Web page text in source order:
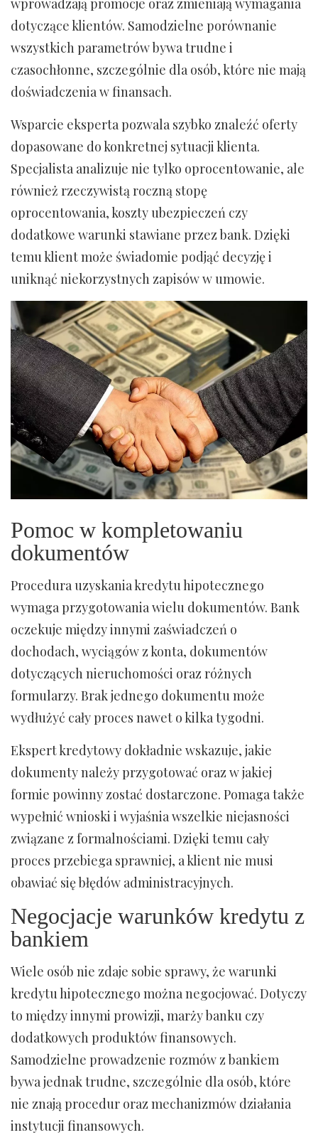
wprowadzają promocje oraz zmieniają wymagania
dotyczące klientów. Samodzielne porównanie
wszystkich parametrów bywa trudne i
czasochłonne, szczególnie dla osób, które nie mają
doświadczenia w finansach.
Wsparcie eksperta pozwala szybko znaleźć oferty
dopasowane do konkretnej sytuacji klienta.
Specjalista analizuje nie tylko oprocentowanie, ale
również rzeczywistą roczną stopę
oprocentowania, koszty ubezpieczeń czy
dodatkowe warunki stawiane przez bank. Dzięki
temu klient może świadomie podjąć decyzję i
uniknąć niekorzystnych zapisów w umowie.
Pomoc w kompletowaniu
dokumentów
Procedura uzyskania kredytu hipotecznego
wymaga przygotowania wielu dokumentów. Bank
oczekuje między innymi zaświadczeń o
dochodach, wyciągów z konta, dokumentów
dotyczących nieruchomości oraz różnych
formularzy. Brak jednego dokumentu może
wydłużyć cały proces nawet o kilka tygodni.
Ekspert kredytowy dokładnie wskazuje, jakie
dokumenty należy przygotować oraz w jakiej
formie powinny zostać dostarczone. Pomaga także
wypełnić wnioski i wyjaśnia wszelkie niejasności
związane z formalnościami. Dzięki temu cały
proces przebiega sprawniej, a klient nie musi
obawiać się błędów administracyjnych.
Negocjacje warunków kredytu z
bankiem
Wiele osób nie zdaje sobie sprawy, że warunki
kredytu hipotecznego można negocjować. Dotyczy
to między innymi prowizji, marży banku czy
dodatkowych produktów finansowych.
Samodzielne prowadzenie rozmów z bankiem
bywa jednak trudne, szczególnie dla osób, które
nie znają procedur oraz mechanizmów działania
instytucji finansowych.